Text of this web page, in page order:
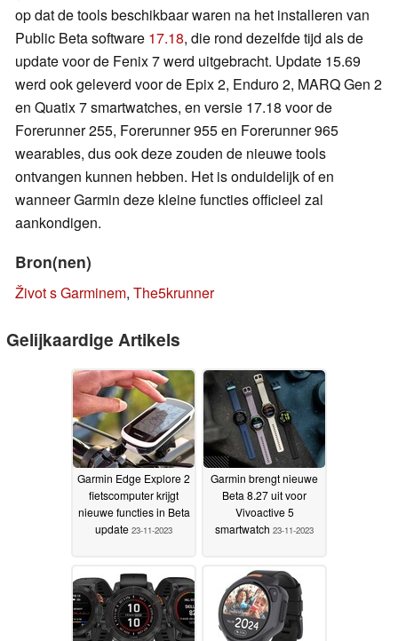
op dat de tools beschikbaar waren na het installeren van
Public Beta software 17.18, die rond dezelfde tijd als de
update voor de Fenix 7 werd uitgebracht. Update 15.69
werd ook geleverd voor de Epix 2, Enduro 2, MARQ Gen 2
en Quatix 7 smartwatches, en versie 17.18 voor de
Forerunner 255, Forerunner 955 en Forerunner 965
wearables, dus ook deze zouden de nieuwe tools
ontvangen kunnen hebben. Het is onduidelijk of en
wanneer Garmin deze kleine functies officieel zal
aankondigen.
Bron(nen)
Život s Garminem, The5krunner
Gelijkaardige Artikels
Garmin Edge Explore 2
fietscomputer krijgt
nieuwe functies in Beta
update 23-11-2023
Garmin brengt nieuwe
Beta 8.27 uit voor
Vivoactive 5
smartwatch 23-11-2023